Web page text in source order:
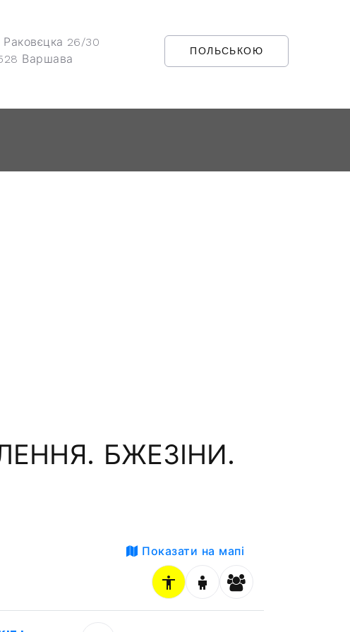
Раковєцка 26/30
Варшава
ПОЛЬСЬКОЮ
БЖЕЗІНИ.
Показати на мапі